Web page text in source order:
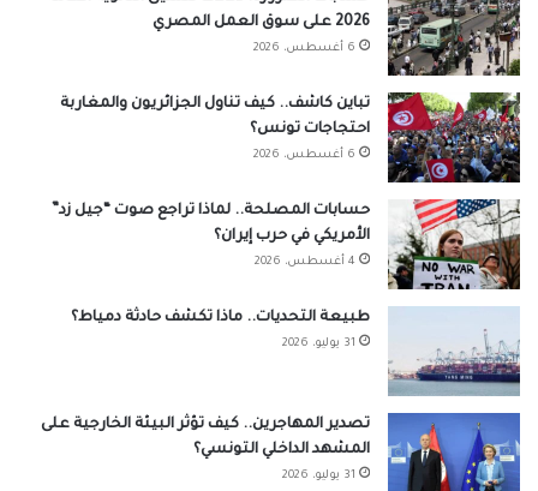
2026 على سوق العمل المصري
6 أغسطس، 2026
تباين كاشف.. كيف تناول الجزائريون والمغاربة
احتجاجات تونس؟
6 أغسطس، 2026
حسابات المصلحة.. لماذا تراجع صوت “جيل زد”
الأمريكي في حرب إيران؟
4 أغسطس، 2026
طبيعة التحديات.. ماذا تكشف حادثة دمياط؟
31 يوليو، 2026
تصدير المهاجرين.. كيف تؤثر البيئة الخارجية على
المشهد الداخلي التونسي؟
31 يوليو، 2026